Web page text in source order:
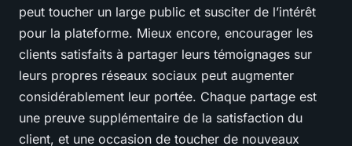
peut toucher un large public et susciter de l’intérêt
pour la plateforme. Mieux encore, encourager les
clients satisfaits à partager leurs témoignages sur
leurs propres réseaux sociaux peut augmenter
considérablement leur portée. Chaque partage est
une preuve supplémentaire de la satisfaction du
client, et une occasion de toucher de nouveaux